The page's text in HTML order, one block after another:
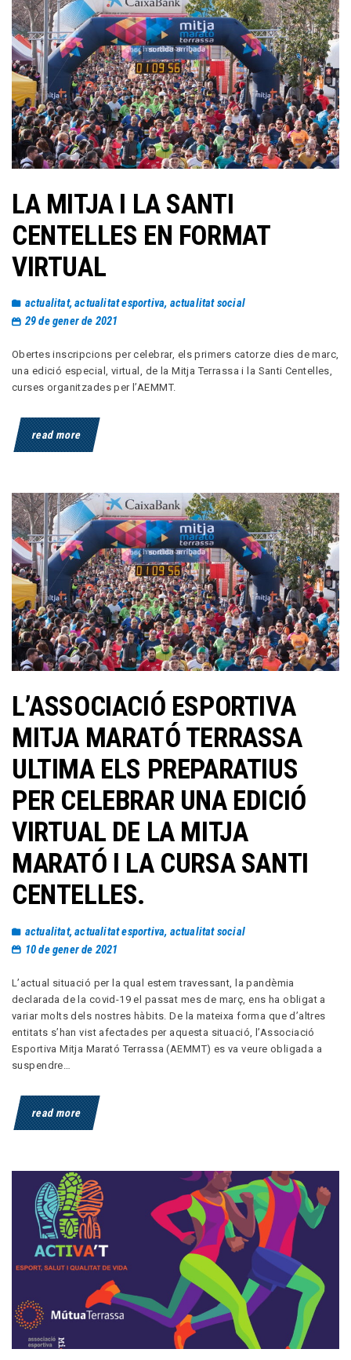
LA MITJA I LA SANTI
CENTELLES EN FORMAT
VIRTUAL
actualitat,actualitat esportiva, actualitat social
29 de gener de 2021
Obertes inscripcions per celebrar, els primers catorze dies de marc,
una edició especial, virtual, de la Mitja Terrassa i la Santi Centelles,
curses organitzades per l’AEMMT.
read more
L’ASSOCIACIÓ ESPORTIVA
MITJA MARATÓ TERRASSA
ULTIMA ELS PREPARATIUS
PER CELEBRAR UNA EDICIÓ
VIRTUAL DE LA MITJA
MARATÓ I LA CURSA SANTI
CENTELLES.
actualitat,actualitat esportiva, actualitat social
10 de gener de 2021
L’actual situació per la qual estem travessant, la pandèmia
declarada de la covid-19 el passat mes de març, ens ha obligat a
variar molts dels nostres hàbits. De la mateixa forma que d’altres
entitats s’han vist afectades per aquesta situació, l’Associació
Esportiva Mitja Marató Terrassa (AEMMT) es va veure obligada a
suspendre…
read more